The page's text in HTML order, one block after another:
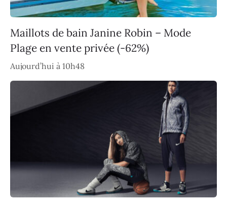
Maillots de bain Janine Robin – Mode
Plage en vente privée (-62%)
Aujourd’hui à 10h48